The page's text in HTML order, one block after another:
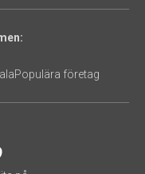
Populära företag